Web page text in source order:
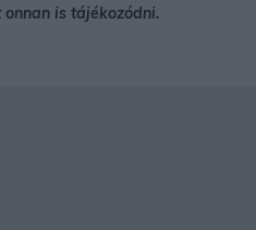
is tájékozódni.